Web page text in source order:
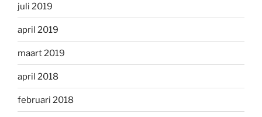
juli 2019
april 2019
maart 2019
april 2018
februari 2018